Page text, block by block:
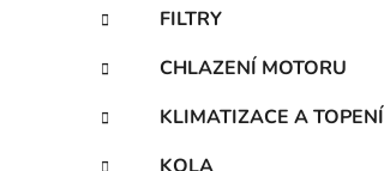
p
a
e
l
FILTRY
CHLAZENÍ MOTORU
KLIMATIZACE A TOPENÍ